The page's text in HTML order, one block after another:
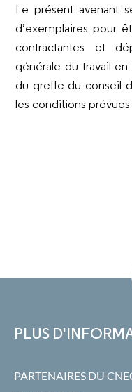
Le présent avenant
d’exemplaires pour
contractantes et
générale du travail
du greffe du conseil
les conditions
PLUS
PARTENAIRES DU